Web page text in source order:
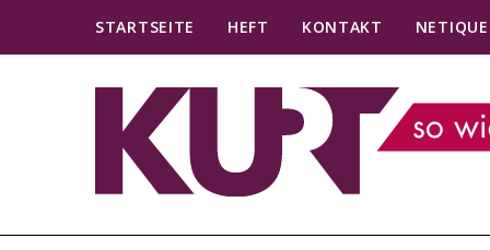
STARTSEITE HEFT KONTAKT